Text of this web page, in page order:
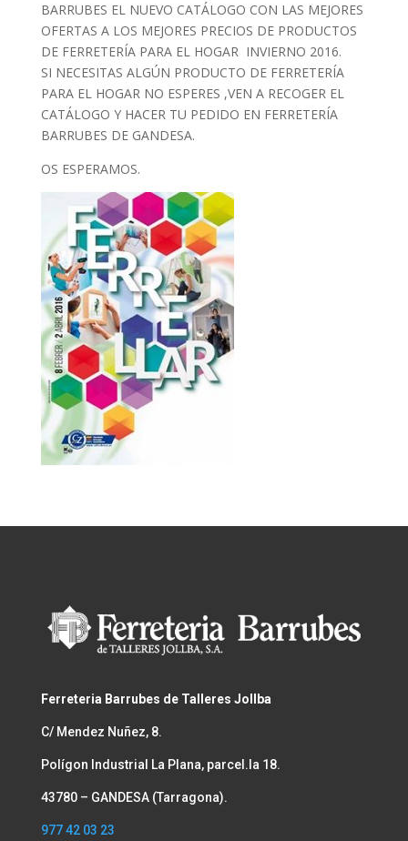
BARRUBES EL NUEVO CATÁLOGO CON LAS MEJORES
OFERTAS A LOS MEJORES PRECIOS DE PRODUCTOS
DE FERRETERÍA PARA EL HOGAR INVIERNO 2016.
SI NECESITAS ALGÚN PRODUCTO DE FERRETERÍA
PARA EL HOGAR NO ESPERES ,VEN A RECOGER EL
CATÁLOGO Y HACER TU PEDIDO EN FERRETERÍA
BARRUBES DE GANDESA.
OS ESPERAMOS.
Ferreteria Barrubes de Talleres Jollba
C/ Mendez Nuñez, 8.
Polígon Industrial La Plana, parcel.la 18.
43780 – GANDESA (Tarragona).
977 42 03 23